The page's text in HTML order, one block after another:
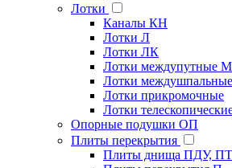
Лотки
Каналы КН
Лотки Л
Лотки ЛК
Лотки междупутные
Лотки
Лотки прикромочные
Лотки
Опорные подушки ОП
Плиты перекрытия
Плиты днища ПДУ,